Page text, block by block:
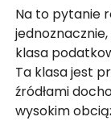
Na to pytanie
klasa
Ta klasa jest
źródłami
wysokim